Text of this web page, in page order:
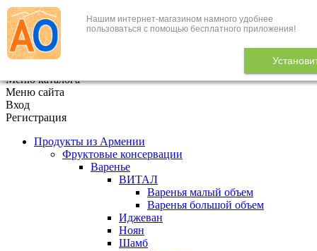
Нашим интернет-магазином намного удобнее
пользоваться с помощью бесплатного приложения!
+7 (495) 646-888-1
В корзине 0
Меню каталога
Меню сайта
Вход
Регистрация
Продукты из Армении
Фруктовые консервации
Варенье
ВИТАЛ
Варенья малый объем
Варенья большой объем
Иджеван
Ноян
Шамб